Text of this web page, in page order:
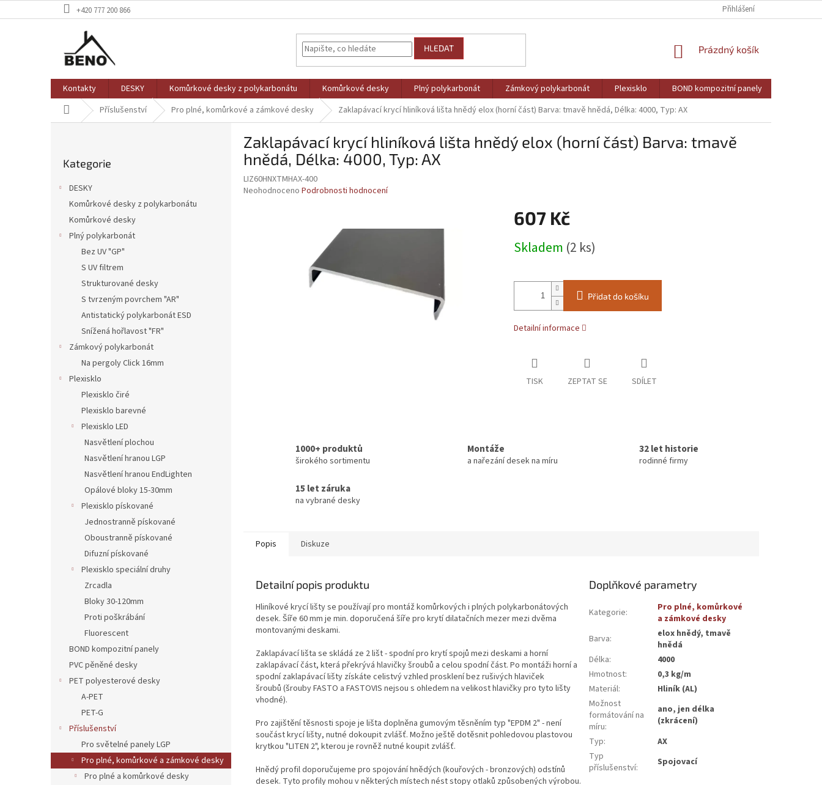
na
+420 777 200 866 Přihlášení
HLEDAT
NÁKUPNÍ
Prázdný košík
Kontakty DESKY Komůrkové desky z polykarbonátu Komůrkové desky Plný polykarbonát Zámkový polykarbonát Plexisklo BOND kompozitní panely
Domů Příslušenství Pro plné, komůrkové a zámkové desky Zaklapávací krycí hliníková lišta hnědý elox (horní část) Barva: tmavě hnědá, Délka: 4000, Typ: AX
kategorie
Kategorie
DESKY
Komůrkové desky z polykarbonátu
Komůrkové desky
Plný polykarbonát
Bez UV "GP"
S UV filtrem
Strukturované desky
S tvrzeným povrchem "AR"
Antistatický polykarbonát ESD
Snížená hořlavost "FR"
Zámkový polykarbonát
Na pergoly Click 16mm
Plexisklo
Plexisklo čiré
Plexisklo barevné
Plexisklo LED
Nasvětlení plochou
Nasvětlení hranou LGP
Nasvětlení hranou EndLighten
Opálové bloky 15-30mm
Plexisklo pískované
Jednostranně pískované
Oboustranně pískované
Difuzní pískované
Plexisklo speciální druhy
Zrcadla
Bloky 30-120mm
Proti poškrábání
Fluorescent
BOND kompozitní panely
PVC pěněné desky
PET polyesterové desky
A-PET
PET-G
Příslušenství
Pro světelné panely LGP
Pro plné, komůrkové a zámkové desky
Pro plné a komůrkové desky
Zaklapávací krycí hliníková lišta hnědý elox (horní část) Barva: tmavě
hnědá, Délka: 4000, Typ: AX
LIZ60HNXTMHAX-400
Průměrné
Neohodnoceno Podrobnosti hodnocení
607 Kč
cena:
Skladem (2 ks)
Přidat do košíku
Detailní informace
TISK ZEPTAT SE SDÍLET
1000+ produktů
širokého sortimentu
Montáže
a nařezání desek na míru
32 let historie
rodinné firmy
15 let záruka
na vybrané desky
Popis Diskuze
Detailní popis produktu
Hliníkové krycí lišty se používají pro montáž komůrkových i plných polykarbonátových
desek. Šíře 60 mm je min. doporučená šíře pro krytí dilatačních mezer mezi dvěma
montovanými deskami.
Zaklapávací lišta se skládá ze 2 lišt - spodní pro krytí spojů mezi deskami a horní
zaklapávací část, která překrývá hlavičky šroubů a celou spodní část. Po montáži horní a
spodní zaklapávací lišty získáte celistvý vzhled prosklení bez rušivých hlaviček
šroubů (šrouby FASTO a FASTOVIS nejsou s ohledem na velikost hlavičky pro tyto lišty
vhodné).
Pro zajištění těsnosti spoje je lišta doplněna gumovým těsněním typ "EPDM 2" - není
součást krycí lišty, nutné dokoupit zvlášť. Možno ještě dotěsnit pohledovou plastovou
krytkou "LITEN 2", kterou je rovněž nutné koupit zvlášť.
Hnědý profil doporučujeme pro spojování hnědých (kouřových - bronzových) odstínů
desek. Tyto profily mohou v některých místech nést stopy otlaků způsobených výrobou.
Doplňkové parametry
Kategorie:
Pro plné, komůrkové
a zámkové desky
Barva:
elox hnědý, tmavě
hnědá
Délka:
4000
Hmotnost:
0,3 kg/m
Materiál:
Hliník (AL)
Možnost
formátování na
míru:
ano, jen délka
(zkrácení)
Typ:
AX
Typ
příslušenství: Spojovací